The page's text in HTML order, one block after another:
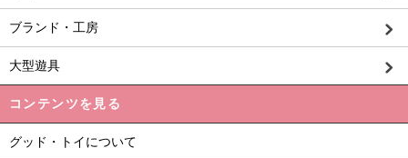
ブランド・工房
大型遊具
コンテンツを見る
グッド・トイについて